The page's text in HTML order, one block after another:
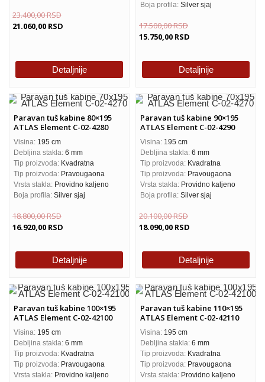
23.400,00RSD
21.060,00 RSD
Detaljnije
Boja profila: Silver sjaj
17.500,00RSD
15.750,00 RSD
Detaljnije
Paravan tuš kabine 80×195
ATLAS Element C-02-4280
Visina: 195 cm
Debljina stakla: 6 mm
Tip proizvoda: Kvadratna
Tip proizvoda: Pravougaona
Vrsta stakla: Providno kaljeno
Boja profila: Silver sjaj
18.800,00RSD
16.920,00 RSD
Detaljnije
Paravan tuš kabine 90×195
ATLAS Element C-02-4290
Visina: 195 cm
Debljina stakla: 6 mm
Tip proizvoda: Kvadratna
Tip proizvoda: Pravougaona
Vrsta stakla: Providno kaljeno
Boja profila: Silver sjaj
20.100,00RSD
18.090,00 RSD
Detaljnije
Paravan tuš kabine 100×195
ATLAS Element C-02-42100
Visina: 195 cm
Debljina stakla: 6 mm
Tip proizvoda: Kvadratna
Tip proizvoda: Pravougaona
Vrsta stakla: Providno kaljeno
Paravan tuš kabine 110×195
ATLAS Element C-02-42110
Visina: 195 cm
Debljina stakla: 6 mm
Tip proizvoda: Kvadratna
Tip proizvoda: Pravougaona
Vrsta stakla: Providno kaljeno